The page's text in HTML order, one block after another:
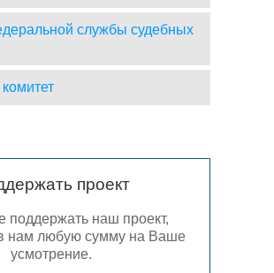
службы судебных
проект
поддержать наш проект,
нам любую сумму на Ваше
усмотрение.